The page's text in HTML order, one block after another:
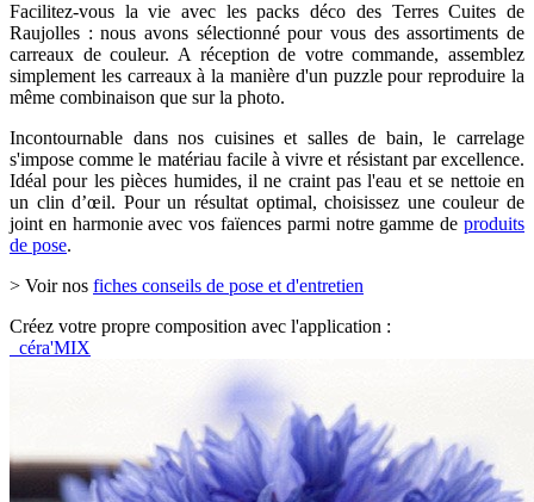
Facilitez-vous la vie avec les packs déco des Terres Cuites de
Raujolles : nous avons sélectionné pour vous des assortiments de
carreaux de couleur. A réception de votre commande, assemblez
simplement les carreaux à la manière d'un puzzle pour reproduire la
même combinaison que sur la photo.
Incontournable dans nos cuisines et salles de bain, le carrelage
s'impose comme le matériau facile à vivre et résistant par excellence.
Idéal pour les pièces humides, il ne craint pas l'eau et se nettoie en
un clin d’œil. Pour un résultat optimal, choisissez une couleur de
joint en harmonie avec vos faïences parmi notre gamme de produits
de pose.
> Voir nos fiches conseils de pose et d'entretien
Créez votre propre composition avec l'application :
céra'MIX